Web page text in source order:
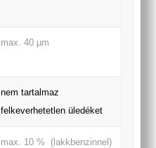
max. 40 µm
nem tartalmaz
felkeverhetetlen üledéket
max. 10 % (lakkbenzinnel)